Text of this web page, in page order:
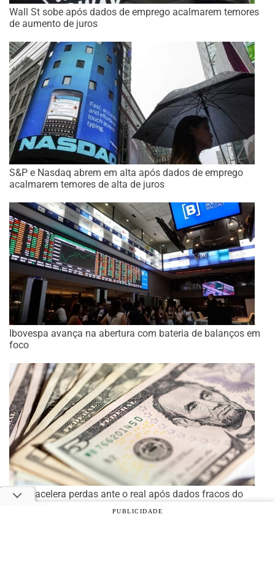
Wall St sobe após dados de emprego acalmarem temores
de aumento de juros
S&P e Nasdaq abrem em alta após dados de emprego
acalmarem temores de alta de juros
Ibovespa avança na abertura com bateria de balanços em
foco
Dólar acelera perdas ante o real após dados fracos do
mercado de trabalho dos EUAPUBLICIDADE